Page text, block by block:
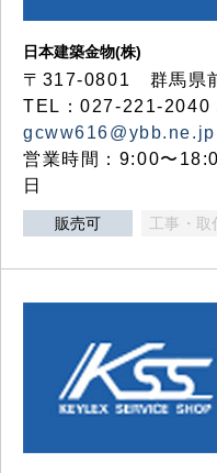
日本建築金物(株)
〒317‐0801 群馬県
TEL：027-221-
gcww616@ybb.ne.jp
営業時間：9:00〜
日
販売可 工事・取